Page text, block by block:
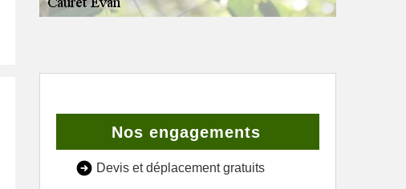
Nos engagements
Devis et déplacement gratuits